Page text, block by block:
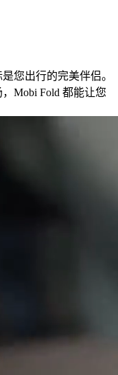
您出行的完美伴侣。
Mobi Fold 都能让您